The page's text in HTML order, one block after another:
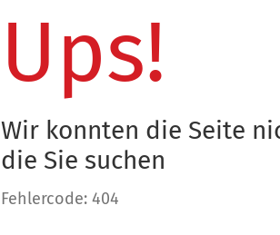
Ups!
Wir konnten die Seite
die Sie suchen
Fehlercode: 404